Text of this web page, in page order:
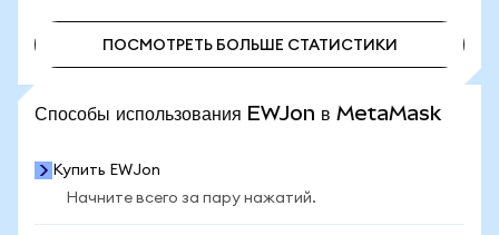
ПОСМОТРЕТЬ БОЛЬШЕ СТАТИСТИКИ
Способы использования EWJon в MetaMask
Купить EWJon
Начните всего за пару нажатий.